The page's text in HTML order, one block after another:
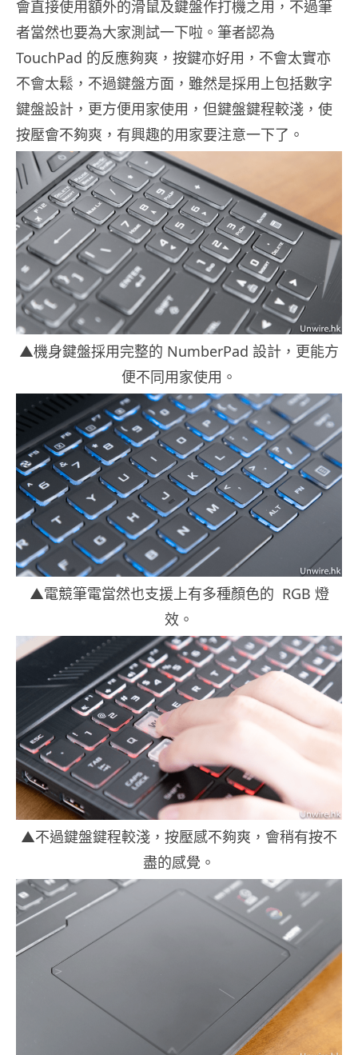
會直接使用額外的滑鼠及鍵盤作打機之用，不過筆
者當然也要為大家測試一下啦。筆者認為
TouchPad 的反應夠爽，按鍵亦好用，不會太實亦
不會太鬆，不過鍵盤方面，雖然是採用上包括數字
鍵盤設計，更方便用家使用，但鍵盤鍵程較淺，使
按壓會不夠爽，有興趣的用家要注意一下了。
▲機身鍵盤採用完整的 NumberPad 設計，更能方
便不同用家使用。
▲電競筆電當然也支援上有多種顏色的 RGB 燈
效。
▲不過鍵盤鍵程較淺，按壓感不夠爽，會稍有按不
盡的感覺。